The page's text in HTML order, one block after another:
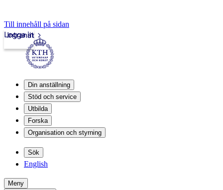
Till innehåll på sidan
Intranät
Logga in
Din anställning
Stöd och service
Utbilda
Forska
Organisation och styrning
Sök
English
Meny